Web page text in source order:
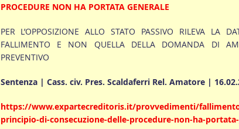
PROCEDURE NON HA PORTATA GENERALE
PER L’OPPOSIZIONE ALLO STATO PASSIVO RILEVA LA
FALLIMENTO E NON QUELLA DELLA DOMANDA DI
PREVENTIVO
Sentenza | Cass. civ. Pres. Scaldaferri Rel. Amatore |
https://www.expartecreditoris.it/provvedimenti/
principio-di-consecuzione-delle-procedure-non-ha-